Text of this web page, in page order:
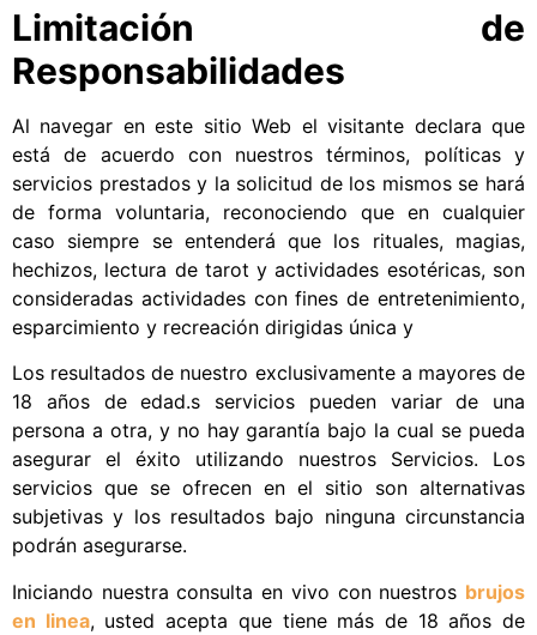
Limitación de
Responsabilidades
Al navegar en este sitio Web el visitante declara que
está de acuerdo con nuestros términos, políticas y
servicios prestados y la solicitud de los mismos se hará
de forma voluntaria, reconociendo que en cualquier
caso siempre se entenderá que los rituales, magias,
hechizos, lectura de tarot y actividades esotéricas, son
consideradas actividades con fines de entretenimiento,
esparcimiento y recreación dirigidas única y
Los resultados de nuestro exclusivamente a mayores de
18 años de edad.s servicios pueden variar de una
persona a otra, y no hay garantía bajo la cual se pueda
asegurar el éxito utilizando nuestros Servicios. Los
servicios que se ofrecen en el sitio son alternativas
subjetivas y los resultados bajo ninguna circunstancia
podrán asegurarse.
Iniciando nuestra consulta en vivo con nuestros brujos
en linea, usted acepta que tiene más de 18 años de